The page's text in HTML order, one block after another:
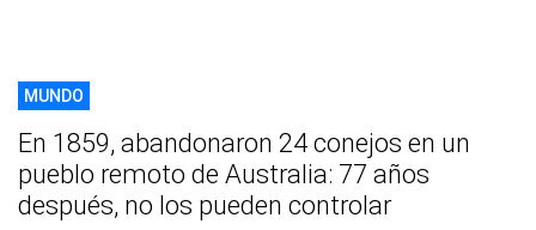
MUNDO
En 1859, abandonaron 24 conejos en un
pueblo remoto de Australia: 77 años
después, no los pueden controlar